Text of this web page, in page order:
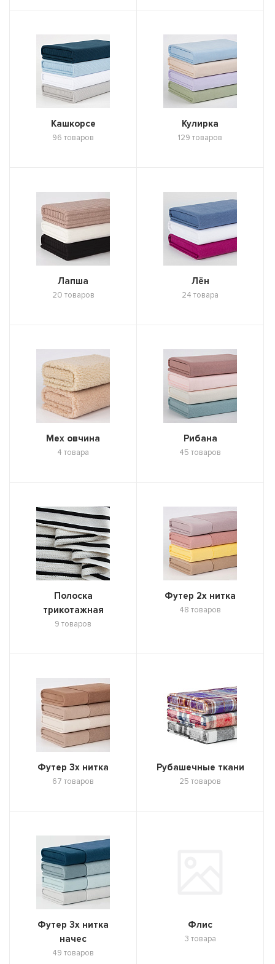
Кашкорсе
96 товаров
Кулирка
129 товаров
Лапша
20 товаров
Лён
24 товара
Мех овчина
4 товара
Рибана
45 товаров
Полоска
трикотажная
9 товаров
Футер 2х нитка
48 товаров
Футер 3х нитка
67 товаров
Рубашечные ткани
25 товаров
Футер 3х нитка
начес
49 товаров
Флис
3 товара